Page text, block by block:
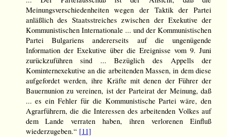
Meinungsverschiedenheiten wegen der Taktik der Partei
anläßlich des Staatsstreiches zwischen der Exekutive der
Kommunistischen Internationale ... und der Kommunistischen
Partei Bulgariens andererseits auf die ungenügende
Information der Exekutive über die Ereignisse vom 9. Juni
zurückzuführen sind ... Bezüglich des Appells der
Kominternexekutive an die arbeitenden Massen, in dem diese
aufgefordet werden, ihre Kräfte mit denen der Führer der
Bauernunion zu vereinen, ist der Parteirat der Meinung, daß
... es ein Fehler für die Kommunistische Partei wäre, den
Agrarführern, die die Interessen des arbeitenden Volkes auf
dem Lande verraten haben, ihren verlorenen Einfluß
wiederzugeben.“ [11]